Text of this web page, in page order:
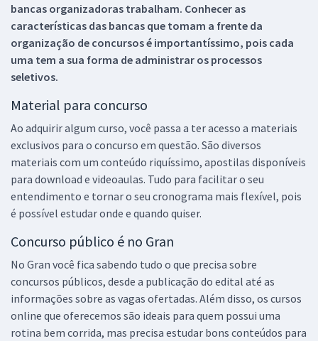
bancas organizadoras trabalham. Conhecer as
características das bancas que tomam a frente da
organização de concursos é importantíssimo, pois cada
uma tem a sua forma de administrar os processos
seletivos.
Material para concurso
Ao adquirir algum curso, você passa a ter acesso a materiais
exclusivos para o concurso em questão. São diversos
materiais com um conteúdo riquíssimo, apostilas disponíveis
para download e videoaulas. Tudo para facilitar o seu
entendimento e tornar o seu cronograma mais flexível, pois
é possível estudar onde e quando quiser.
Concurso público é no Gran
No Gran você fica sabendo tudo o que precisa sobre
concursos públicos, desde a publicação do edital até as
informações sobre as vagas ofertadas. Além disso, os cursos
online que oferecemos são ideais para quem possui uma
rotina bem corrida, mas precisa estudar bons conteúdos para